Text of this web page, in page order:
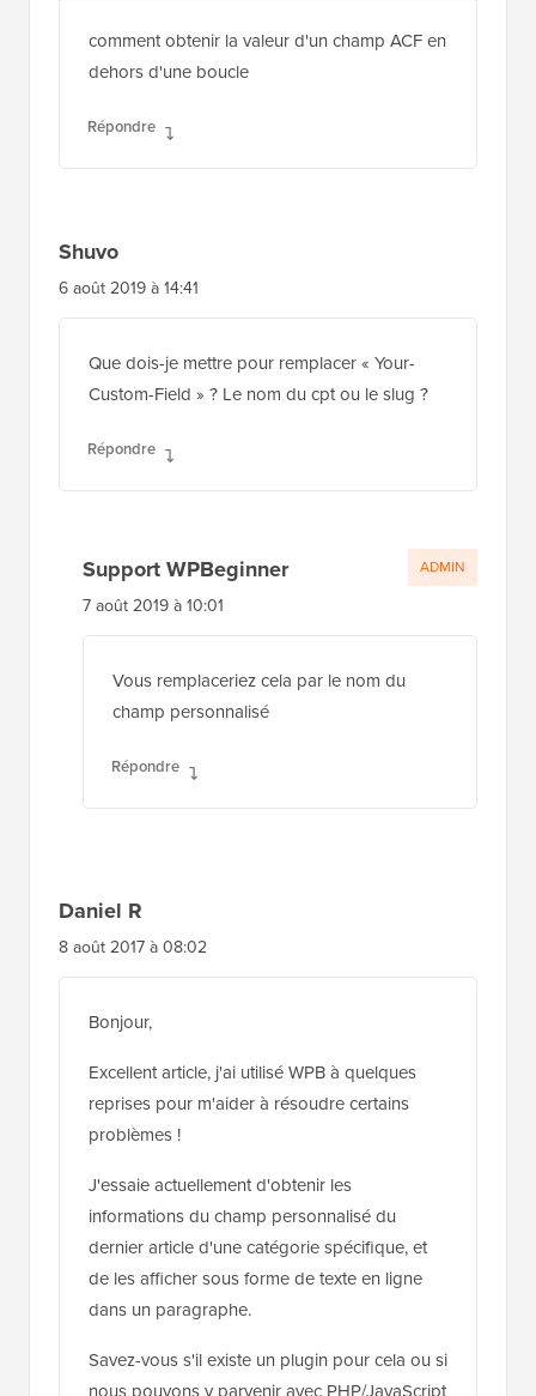
Que dois-je mettre pour remplacer « Your-
Custom-Field » ? Le nom du cpt ou le slug ?
Répondre
Support WPBeginner
7 août 2019 à 10:01
Vous remplaceriez cela par le nom du
champ personnalisé
Répondre
Daniel R
Bonjour,
reprises pour m'aider à résoudre certains
problèmes !
dernier article d'une catégorie spécifique, et
de les afficher sous forme de texte en ligne
Savez-vous s'il existe un plugin pour cela ou si
nous pouvons y parvenir avec PHP/JavaScript
?
En gros, ce que je veux demander à
WordPress, c'est « Allez chercher le dernier
article de la catégorie 'todays-tip', puis trouvez
la valeur du champ personnalisé 'odds' et
affichez 'odds' à l'intérieur de cette balise
span. »
En fait, j'aimerais éviter de coder cela en dur
dans la page et préférerais une solution